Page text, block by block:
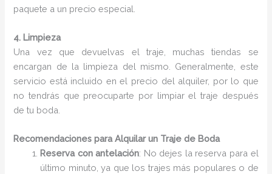
paquete a un precio especial.
4. Limpieza
Una vez que devuelvas el traje, muchas tiendas se
encargan de la limpieza del mismo. Generalmente, este
servicio está incluido en el precio del alquiler, por lo que
no tendrás que preocuparte por limpiar el traje después
de tu boda.
Recomendaciones para Alquilar un Traje de Boda
Reserva con antelación: No dejes la reserva para el
último minuto, ya que los trajes más populares o de